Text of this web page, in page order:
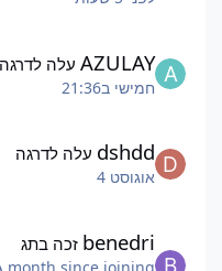
AZULAY עלה לדרגה
חמישי ב21:36
dshdd עלה לדרגה
אוגוסט 4
benedri זכה בתג
month since joining